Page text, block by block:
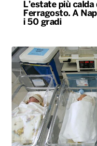
L’estate più
Ferragosto. A
i 50 gradi